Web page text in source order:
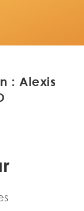
: Alexis